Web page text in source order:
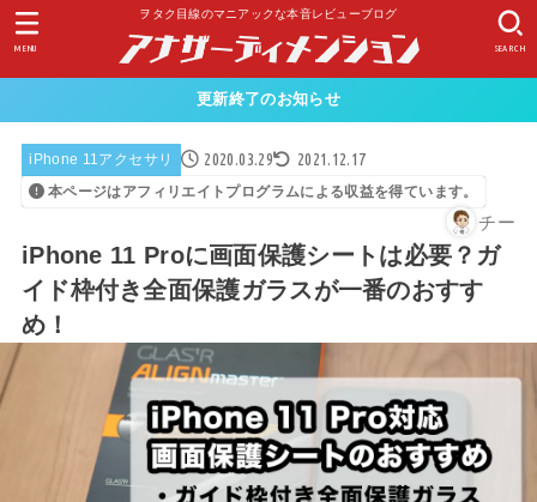
ヲタク目線のマニアックな本音レビューブログ
SEARCH
MENU
更新終了のお知らせ
iPhone 11アクセサリ 2020.03.29 2021.12.17
本ページはアフィリエイトプログラムによる収益を得ています。
チー
iPhone 11 Proに画面保護シートは必要？ガ
イド枠付き全面保護ガラスが一番のおすす
め！